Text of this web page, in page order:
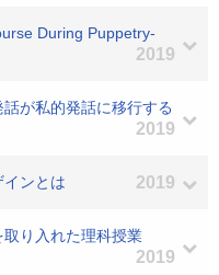
During Puppetry-
2019
が私的発話に移行する
2019
ンとは 2019
り入れた理科授業
2019